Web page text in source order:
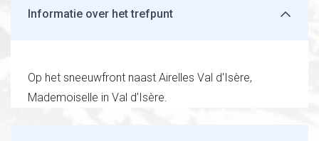
Informatie over het trefpunt
Op het sneeuwfront naast Airelles Val d'Isère,
Mademoiselle in Val d'Isère.